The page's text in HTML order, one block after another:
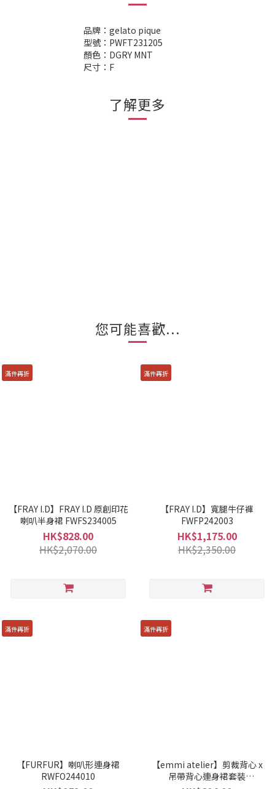
品牌：gelato pique
型號：PWFT231205
顏色：DGRY MNT
尺寸：F
了解更多
您可能喜歡...
滿件再折
【FRAY I.D】FRAY I.D 原創印花
喇叭半身裙 FWFS234005
HK$828.00
HK$2,070.00
滿件再折
【FRAY I.D】寬腿牛仔褲
FWFP242003
HK$1,175.00
HK$2,350.00
滿件再折
【FURFUR】喇叭形連身裙
RWFO244010
滿件再折
【emmi atelier】剪裁背心 x
吊帶背心連身裙套裝